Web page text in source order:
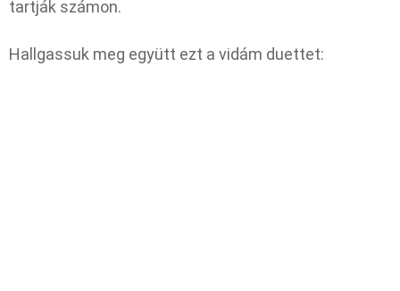
tartják számon.
Hallgassuk meg együtt ezt a vidám duettet: